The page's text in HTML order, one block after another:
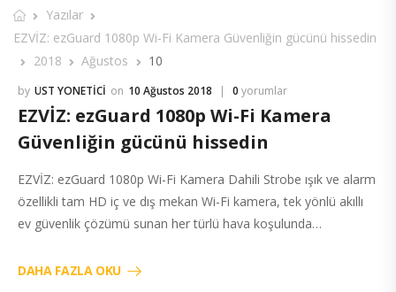
Yazılar
EZVİZ: ezGuard 1080p Wi-Fi Kamera Güvenliğin gücünü hissedin
2018
Ağustos 10
ÜST YÖNETICI 10 Ağustos 2018 0 yorumlar
EZVİZ: ezGuard 1080p Wi-Fi Kamera
Güvenliğin gücünü hissedin
EZVİZ: ezGuard 1080p Wi-Fi Kamera Dahili Strobe ışık ve alarm
özellikli tam HD iç ve dış mekan Wi-Fi kamera, tek yönlü akıllı
ev güvenlik çözümü sunan her türlü hava koşulunda…
DAHA FAZLA OKU